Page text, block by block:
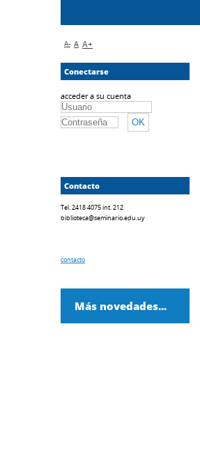
A- A A+
Conectarse
acceder a su cuenta
Contacto
Tel. 2418 4075 int. 212
biblioteca@seminario.edu.uy
contacto
Más novedades...